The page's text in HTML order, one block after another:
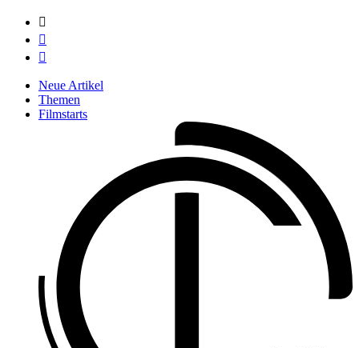



Neue Artikel
Themen
Filmstarts